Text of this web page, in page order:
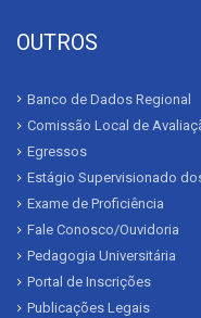
OUTROS
Banco de Dados Regional
Comissão Local de
Egressos
Estágio Supervisionado
Exame de Proficiência
Fale Conosco/Ouvidoria
Pedagogia Universitária
Portal de Inscrições
Publicações Legais